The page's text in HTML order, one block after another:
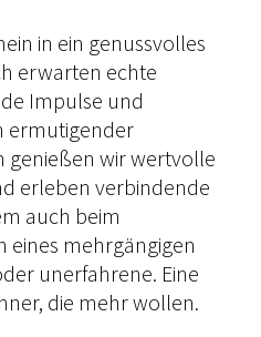
in ein genussvolles
erwarten echte
Impulse und
ermutigender
genießen wir wertvolle
erleben verbindende
auch beim
eines mehrgängigen
unerfahrene. Eine
die mehr wollen.